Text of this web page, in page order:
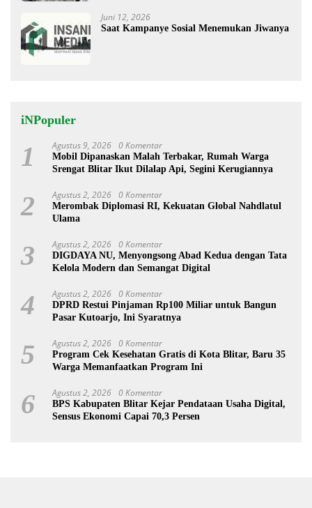
Juni 12, 2026
Saat Kampanye Sosial Menemukan Jiwanya
iNPopuler
1 Agustus 9, 2026 0 Komentar
Mobil Dipanaskan Malah Terbakar, Rumah Warga
Srengat Blitar Ikut Dilalap Api, Segini Kerugiannya
2 Agustus 2, 2026 0 Komentar
Merombak Diplomasi RI, Kekuatan Global Nahdlatul
Ulama
3 Agustus 2, 2026 0 Komentar
DIGDAYA NU, Menyongsong Abad Kedua dengan Tata
Kelola Modern dan Semangat Digital
4 Agustus 2, 2026 0 Komentar
DPRD Restui Pinjaman Rp100 Miliar untuk Bangun
Pasar Kutoarjo, Ini Syaratnya
5 Agustus 2, 2026 0 Komentar
Program Cek Kesehatan Gratis di Kota Blitar, Baru 35
Warga Memanfaatkan Program Ini
6 Agustus 2, 2026 0 Komentar
BPS Kabupaten Blitar Kejar Pendataan Usaha Digital,
Sensus Ekonomi Capai 70,3 Persen